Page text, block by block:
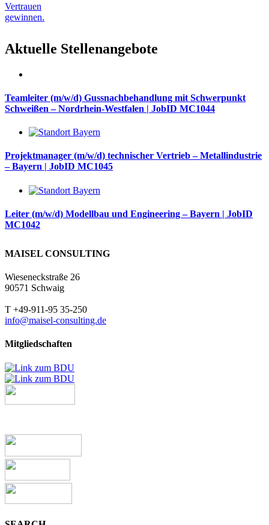
Vertrauen
gewinnen.
Aktuelle Stellenangebote
Teamleiter (m/w/d) Gussnachbehandlung mit Schwerpunkt
Schweißen – Nordrhein-Westfalen | JobID MC1044
Projektmanager (m/w/d) technischer Vertrieb – Metallindustrie
– Bayern | JobID MC1045
Leiter (m/w/d) Modellbau und Engineering – Bayern | JobID
MC1042
MAISEL CONSULTING
Wieseneckstraße 26
90571 Schwaig
T +49-911-95 35-250
info@maisel-consulting.de
Mitgliedschaften